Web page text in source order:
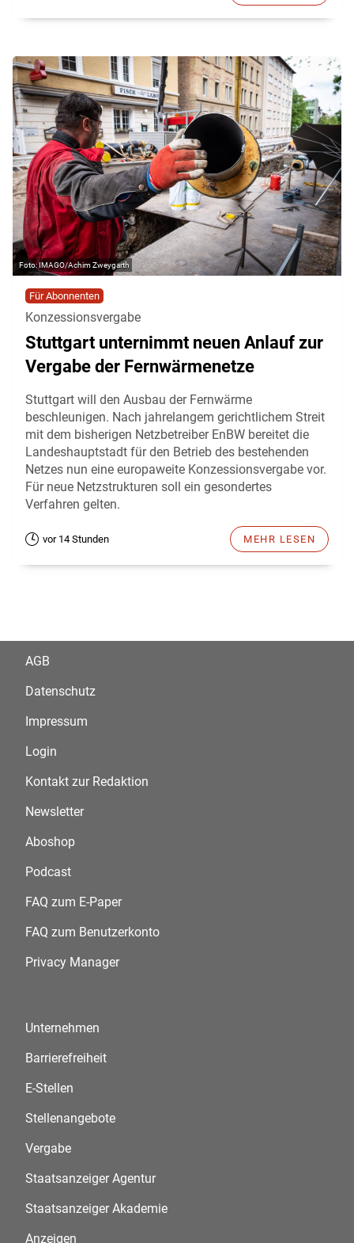
IMAGO/Achim Zweygarth
Für Abonnenten
Konzessionsvergabe
Stuttgart unternimmt neuen Anlauf zur
Vergabe der Fernwärmenetze
Stuttgart will den Ausbau der Fernwärme
beschleunigen. Nach jahrelangem gerichtlichem Streit
mit dem bisherigen Netzbetreiber EnBW bereitet die
Landeshauptstadt für den Betrieb des bestehenden
Netzes nun eine europaweite Konzessionsvergabe vor.
Für neue Netzstrukturen soll ein gesondertes
Verfahren gelten.
vor 14 Stunden MEHR LESEN
AGB
Datenschutz
Impressum
Login
Kontakt zur Redaktion
Newsletter
Aboshop
Podcast
FAQ zum E-Paper
FAQ zum Benutzerkonto
Privacy Manager
Unternehmen
Barrierefreiheit
E-Stellen
Stellenangebote
Vergabe
Staatsanzeiger Agentur
Staatsanzeiger Akademie
Anzeigen